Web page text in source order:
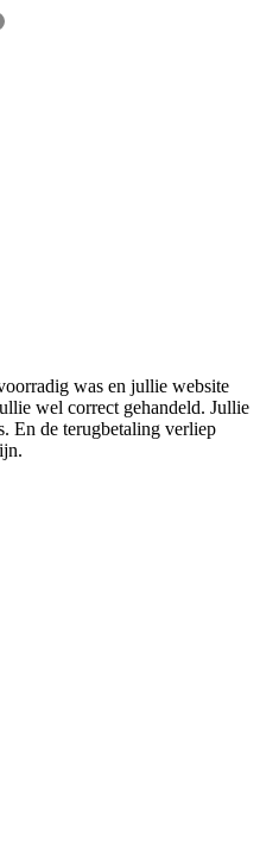
was en jullie website
wel correct gehandeld. Jullie
En de terugbetaling verliep